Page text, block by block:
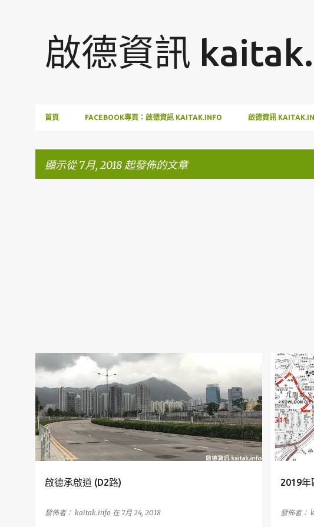
啟德資訊
首頁 FACEBOOK專頁：啟德資訊 KAITAK.INFO 啟德資訊
顯示從 7月, 2018 起發佈的文章
啟德承啟道 (D2路)
發佈者： kaitak.info 在 7月 24, 2018
承啟道
2019年
發佈者：
區議會選